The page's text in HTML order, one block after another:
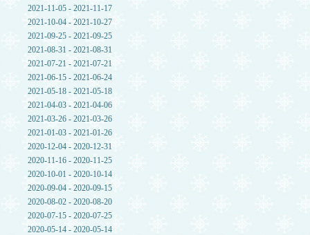
2021-11-05 - 2021-11-17
2021-10-04 - 2021-10-27
2021-09-25 - 2021-09-25
2021-08-31 - 2021-08-31
2021-07-21 - 2021-07-21
2021-06-15 - 2021-06-24
2021-05-18 - 2021-05-18
2021-04-03 - 2021-04-06
2021-03-26 - 2021-03-26
2021-01-03 - 2021-01-26
2020-12-04 - 2020-12-31
2020-11-16 - 2020-11-25
2020-10-01 - 2020-10-14
2020-09-04 - 2020-09-15
2020-08-02 - 2020-08-20
2020-07-15 - 2020-07-25
2020-05-14 - 2020-05-14